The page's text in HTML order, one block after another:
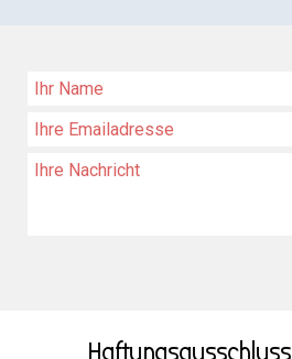
Haftungsausschluss